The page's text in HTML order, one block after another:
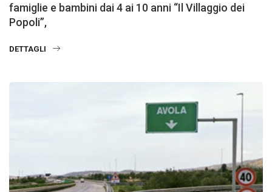
famiglie e bambini dai 4 ai 10 anni “Il Villaggio dei
Popoli”,
DETTAGLI